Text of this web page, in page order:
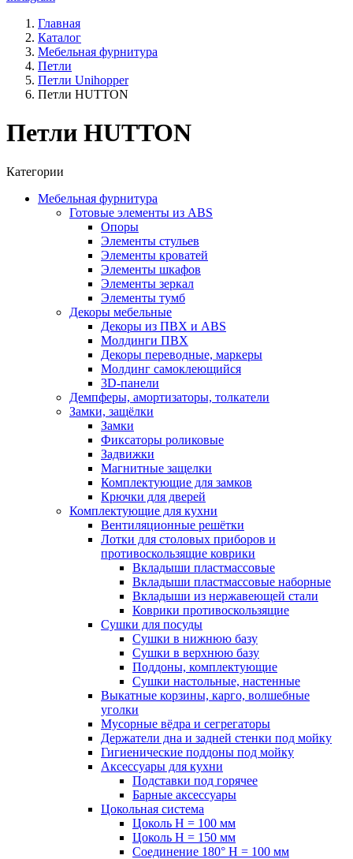
Главная
Каталог
Мебельная фурнитура
Петли
Петли Unihopper
Петли HUTTON
Петли HUTTON
Категории
Мебельная фурнитура
Готовые элементы из ABS
Опоры
Элементы стульев
Элементы кроватей
Элементы шкафов
Элементы зеркал
Элементы тумб
Декоры мебельные
Декоры из ПВХ и ABS
Молдинги ПВХ
Декоры переводные, маркеры
Молдинг самоклеющийся
3D-панели
Демпферы, амортизаторы, толкатели
Замки, защёлки
Замки
Фиксаторы роликовые
Задвижки
Магнитные защелки
Комплектующие для замков
Крючки для дверей
Комплектующие для кухни
Вентиляционные решётки
Лотки для столовых приборов и
противоскользящие коврики
Вкладыши пластмассовые
Вкладыши пластмассовые наборные
Вкладыши из нержавеющей стали
Коврики противоскользящие
Сушки для посуды
Сушки в нижнюю базу
Сушки в верхнюю базу
Поддоны, комплектующие
Сушки настольные, настенные
Выкатные корзины, карго, волшебные
уголки
Мусорные вёдра и сегрегаторы
Держатели дна и задней стенки под мойку
Гигиенические поддоны под мойку
Аксессуары для кухни
Подставки под горячее
Барные аксессуары
Цокольная система
Цоколь H = 100 мм
Цоколь H = 150 мм
Соединение 180° H = 100 мм